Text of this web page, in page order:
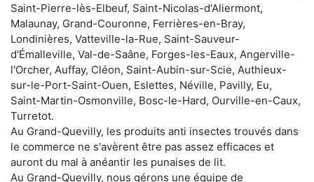
Saint-Pierre-lès-Elbeuf, Saint-Nicolas-d'Aliermont,
Malaunay, Grand-Couronne, Ferrières-en-Bray,
Londinières, Vatteville-la-Rue, Saint-Sauveur-
d'Émalleville, Val-de-Saâne, Forges-les-Eaux, Angerville-
l'Orcher, Auffay, Cléon, Saint-Aubin-sur-Scie, Authieux-
sur-le-Port-Saint-Ouen, Eslettes, Néville, Pavilly, Eu,
Saint-Martin-Osmonville, Bosc-le-Hard, Ourville-en-Caux,
Turretot.
Au Grand-Quevilly, les produits anti insectes trouvés dans
le commerce ne s'avèrent être pas assez efficaces et
auront du mal à anéantir les punaises de lit.
Au Grand-Quevilly, nous gérons une équipe de